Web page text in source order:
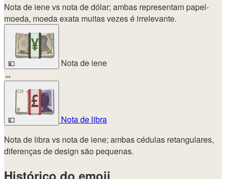
Nota de iene vs nota de dólar; ambas representam papel-
moeda, moeda exata muitas vezes é irrelevante.
💴
Nota de iene
↔
💷
Nota de libra
Nota de libra vs nota de iene; ambas cédulas retangulares,
diferenças de design são pequenas.
Histórico do emoji